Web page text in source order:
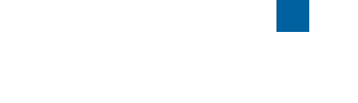
košík